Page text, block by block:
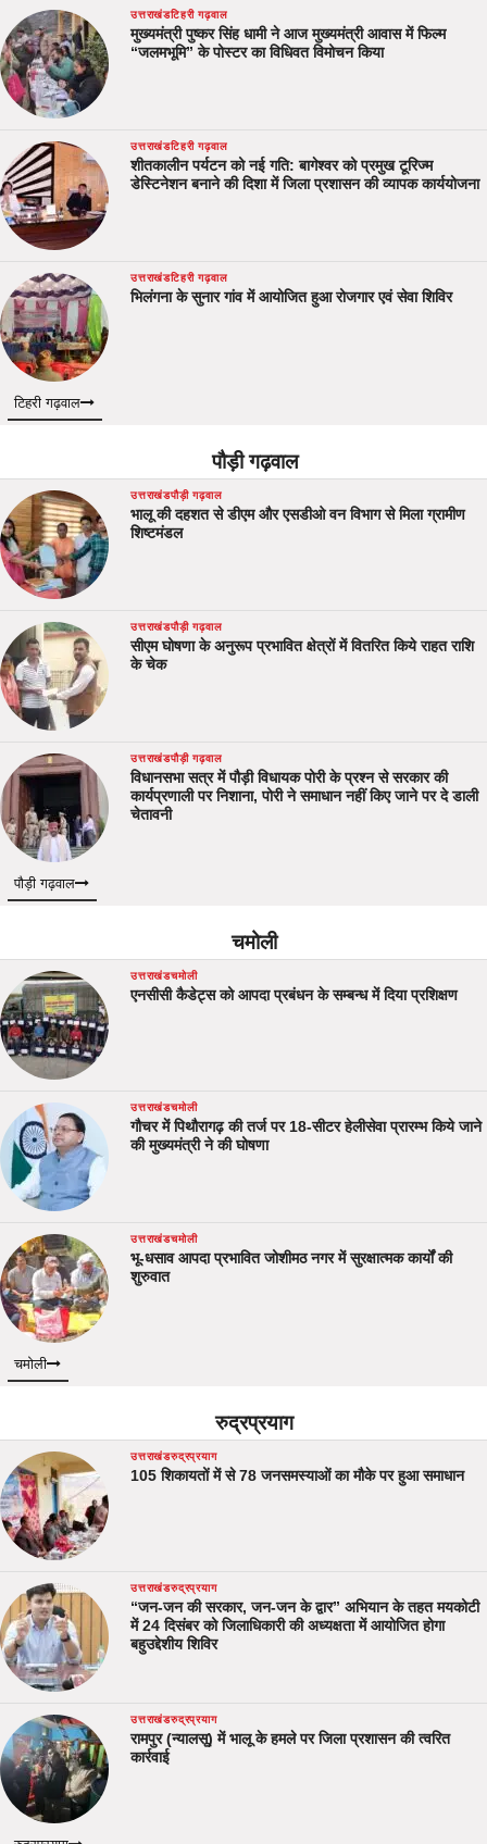
उत्तराखंडटिहरी गढ़वाल
मुख्यमंत्री पुष्कर सिंह धामी ने आज मुख्यमंत्री आवास में फिल्म
“जलमभूमि” के पोस्टर का विधिवत विमोचन किया
उत्तराखंडटिहरी गढ़वाल
शीतकालीन पर्यटन को नई गति: बागेश्वर को प्रमुख टूरिज्म
डेस्टिनेशन बनाने की दिशा में जिला प्रशासन की व्यापक कार्ययोजना
उत्तराखंडटिहरी गढ़वाल
भिलंगना के सुनार गांव में आयोजित हुआ रोजगार एवं सेवा शिविर
टिहरी गढ़वाल
पौड़ी गढ़वाल
उत्तराखंडपौड़ी गढ़वाल
भालू की दहशत से डीएम और एसडीओ वन विभाग से मिला ग्रामीण
शिष्टमंडल
उत्तराखंडपौड़ी गढ़वाल
सीएम घोषणा के अनुरूप प्रभावित क्षेत्रों में वितरित किये राहत राशि
के चेक
उत्तराखंडपौड़ी गढ़वाल
विधानसभा सत्र में पौड़ी विधायक पोरी के प्रश्न से सरकार की
कार्यप्रणाली पर निशाना, पोरी ने समाधान नहीं किए जाने पर दे डाली
चेतावनी
पौड़ी गढ़वाल
चमोली
उत्तराखंडचमोली
एनसीसी कैडेट्स को आपदा प्रबंधन के सम्बन्ध में दिया प्रशिक्षण
उत्तराखंडचमोली
गौचर में पिथौरागढ़ की तर्ज पर 18-सीटर हेलीसेवा प्रारम्भ किये जाने
की मुख्यमंत्री ने की घोषणा
उत्तराखंडचमोली
भू-धसाव आपदा प्रभावित जोशीमठ नगर में सुरक्षात्मक कार्यों की
शुरुवात
चमोली
रुद्रप्रयाग
उत्तराखंडरुद्रप्रयाग
105 शिकायतों में से 78 जनसमस्याओं का मौके पर हुआ समाधान
उत्तराखंडरुद्रप्रयाग
“जन-जन की सरकार, जन-जन के द्वार” अभियान के तहत मयकोटी
में 24 दिसंबर को जिलाधिकारी की अध्यक्षता में आयोजित होगा
बहुउद्देशीय शिविर
उत्तराखंडरुद्रप्रयाग
रामपुर (न्यालसू) में भालू के हमले पर जिला प्रशासन की त्वरित
कार्रवाई